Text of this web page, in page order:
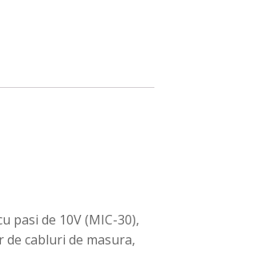
pasi de 10V (MIC-30),
cabluri de masura,